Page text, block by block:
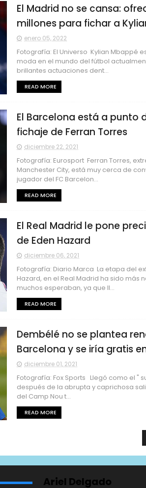
El Madrid no se cansa:
millones para fichar a
enero 05, 2022
Fotografía: El Universo Kylian Mbappé
moda en el mundo del fútbol
brillantes actuaciones dent...
READ MORE
El Barcelona está a punto
fichaje de Ferran Torres
diciembre 22, 2021
Fotografía: Eurosport Ferran Torres,
Manchester City, está muy cerca de
jugador del FC Barcelon...
READ MORE
El Real Madrid le pone
de Eden Hazard
diciembre 06, 2021
Fotografía: Diario Marca La etapa del
Hazard, en el Real Madrid ha sido más
muchos esperaban, ya que ll...
READ MORE
Dembélé no se plantea
Barcelona y se iría gratis
diciembre 01, 2021
Fotografía: Fox Sports Llegó como el "
después de la abrupta y caprichosa
del Camp Nou t...
READ MORE
Ariel Delgado